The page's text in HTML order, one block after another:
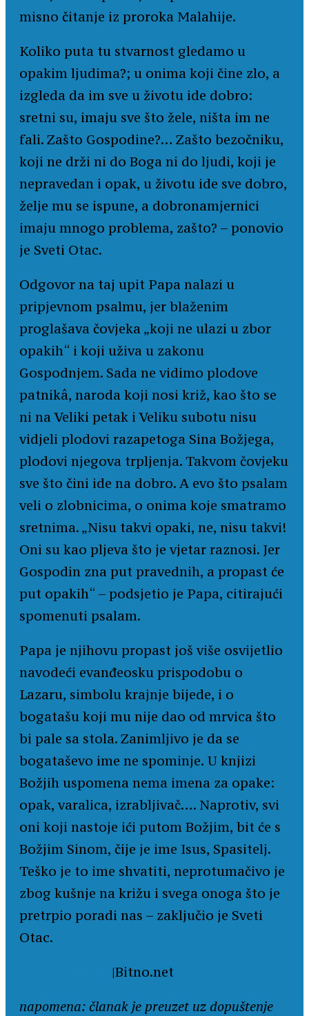
misno čitanje iz proroka Malahije.
Koliko puta tu stvarnost gledamo u
opakim ljudima?; u onima koji čine zlo, a
izgleda da im sve u životu ide dobro:
sretni su, imaju sve što žele, ništa im ne
fali. Zašto Gospodine?… Zašto bezočniku,
koji ne drži ni do Boga ni do ljudi, koji je
nepravedan i opak, u životu ide sve dobro,
želje mu se ispune, a dobronamjernici
imaju mnogo problema, zašto? – ponovio
je Sveti Otac.
Odgovor na taj upit Papa nalazi u
pripjevnom psalmu, jer blaženim
proglašava čovjeka „koji ne ulazi u zbor
opakih“ i koji uživa u zakonu
Gospodnjem. Sada ne vidimo plodove
patnikâ, naroda koji nosi križ, kao što se
ni na Veliki petak i Veliku subotu nisu
vidjeli plodovi razapetoga Sina Božjega,
plodovi njegova trpljenja. Takvom čovjeku
sve što čini ide na dobro. A evo što psalam
veli o zlobnicima, o onima koje smatramo
sretnima. „Nisu takvi opaki, ne, nisu takvi!
Oni su kao pljeva što je vjetar raznosi. Jer
Gospodin zna put pravednih, a propast će
put opakih“ – podsjetio je Papa, citirajući
spomenuti psalam.
Papa je njihovu propast još više osvijetlio
navodeći evanđeosku prispodobu o
Lazaru, simbolu krajnje bijede, i o
bogatašu koji mu nije dao od mrvica što
bi pale sa stola. Zanimljivo je da se
bogataševo ime ne spominje. U knjizi
Božjih uspomena nema imena za opake:
opak, varalica, izrabljivač…. Naprotiv, svi
oni koji nastoje ići putom Božjim, bit će s
Božjim Sinom, čije je ime Isus, Spasitelj.
Teško je to ime shvatiti, neprotumačivo je
zbog kušnje na križu i svega onoga što je
pretrpio poradi nas – zaključio je Sveti
Otac.
|Bitno.net
napomena: članak je preuzet uz dopuštenje